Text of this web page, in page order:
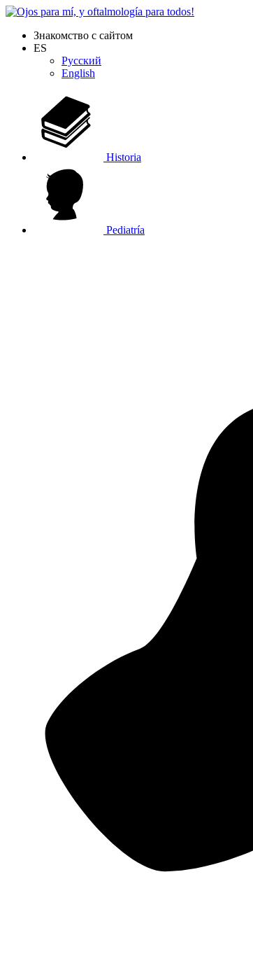
Знакомство с сайтом
ES
Русский
English
Historia
Pediatría